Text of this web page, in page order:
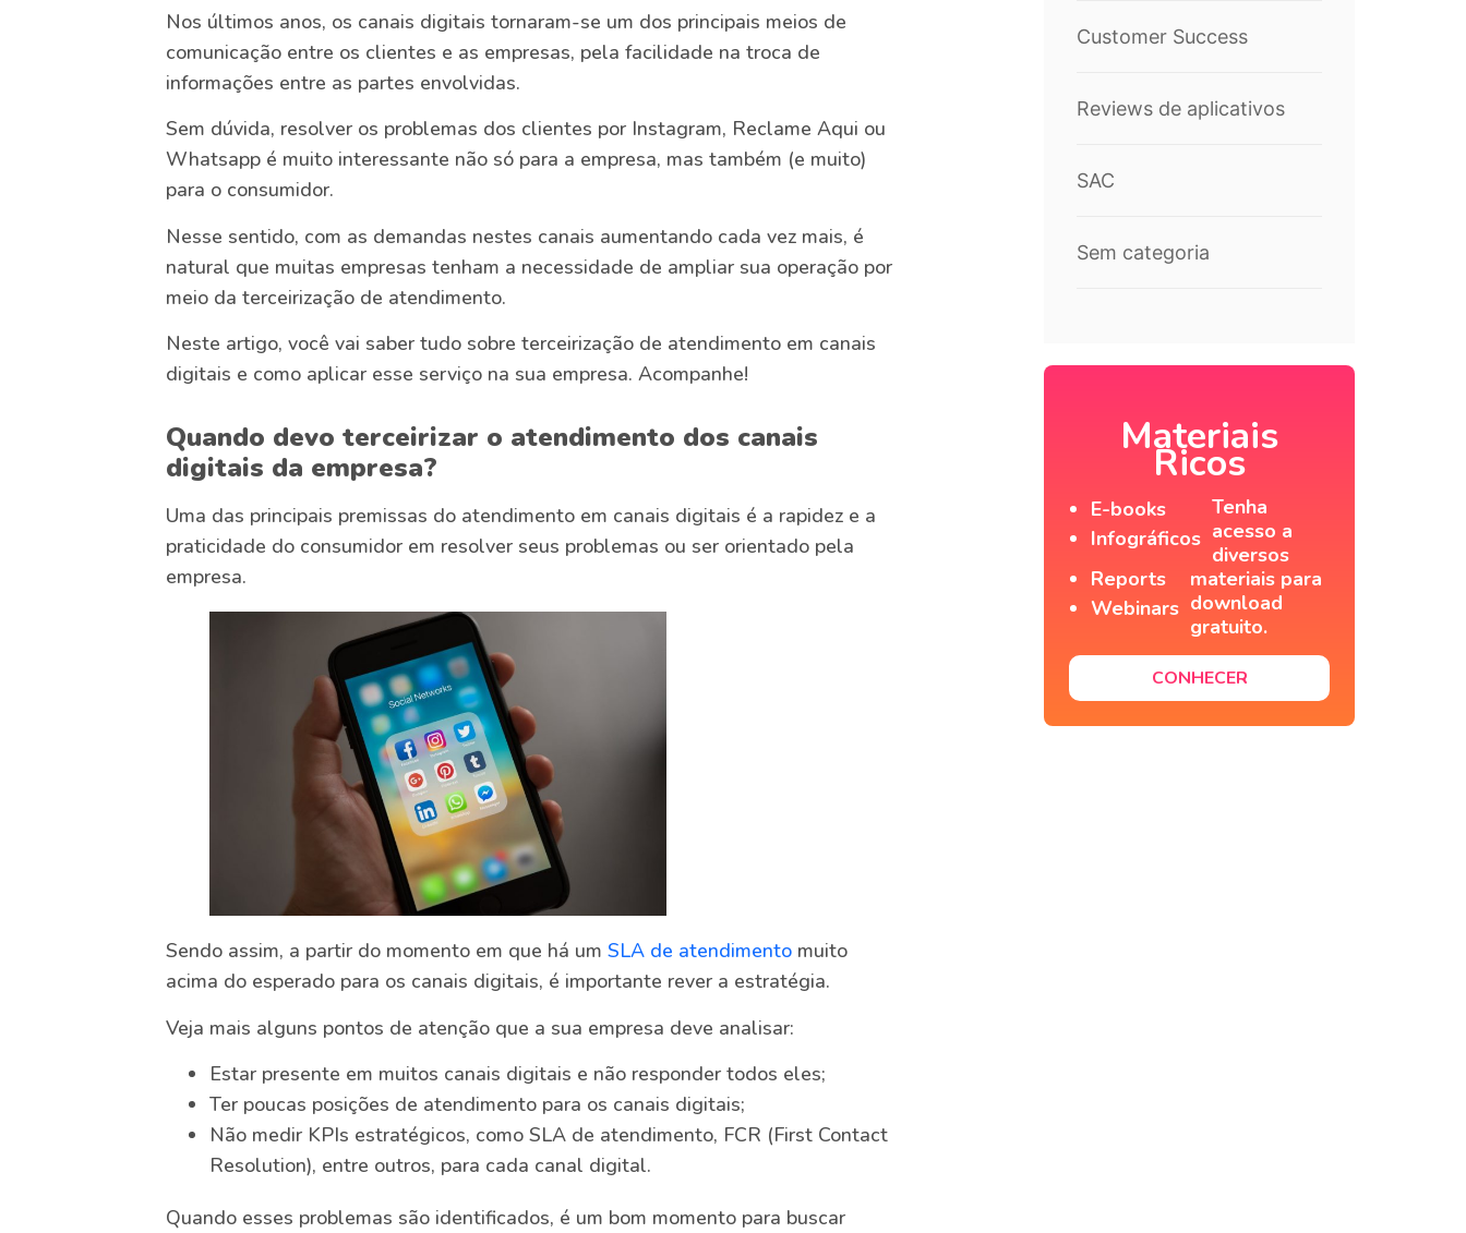
Nos últimos anos, os canais digitais tornaram-se um dos principais meios de
comunicação entre os clientes e as empresas, pela facilidade na troca de
informações entre as partes envolvidas.
Sem dúvida, resolver os problemas dos clientes por Instagram, Reclame Aqui ou
Whatsapp é muito interessante não só para a empresa, mas também (e muito)
para o consumidor.
Nesse sentido, com as demandas nestes canais aumentando cada vez mais, é
natural que muitas empresas tenham a necessidade de ampliar sua operação por
meio da terceirização de atendimento.
Neste artigo, você vai saber tudo sobre terceirização de atendimento em canais
digitais e como aplicar esse serviço na sua empresa. Acompanhe!
Quando devo terceirizar o atendimento dos canais
digitais da empresa?
Uma das principais premissas do atendimento em canais digitais é a rapidez e a
praticidade do consumidor em resolver seus problemas ou ser orientado pela
empresa.
Sendo assim, a partir do momento em que há um SLA de atendimento muito
acima do esperado para os canais digitais, é importante rever a estratégia.
Veja mais alguns pontos de atenção que a sua empresa deve analisar:
Estar presente em muitos canais digitais e não responder todos eles;
Ter poucas posições de atendimento para os canais digitais;
Não medir KPIs estratégicos, como SLA de atendimento, FCR (First Contact
Resolution), entre outros, para cada canal digital.
Quando esses problemas são identificados, é um bom momento para buscar
Customer Success
Reviews de aplicativos
SAC
Sem categoria
Materiais
Ricos
E-books
Infográficos
Reports
Webinars
Tenha
acesso a
diversos
materiais para
download
gratuito.
CONHECER